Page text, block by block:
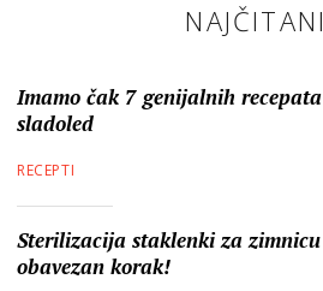
Imamo čak 7 genijalnih
sladoled
RECEPTI
Sterilizacija staklenki za
obavezan korak!